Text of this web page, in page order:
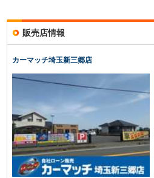
販売店情報
カーマッチ埼玉新三郷店